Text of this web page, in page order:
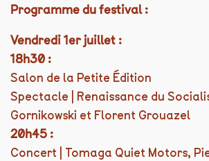
Programme du festival :
Vendredi 1er juillet :
18h30 :
Salon de la Petite Édition
Spectacle | Renaissance du
Gornikowski et Florent Grouazel
20h45 :
Concert | Tomaga Quiet Motors,